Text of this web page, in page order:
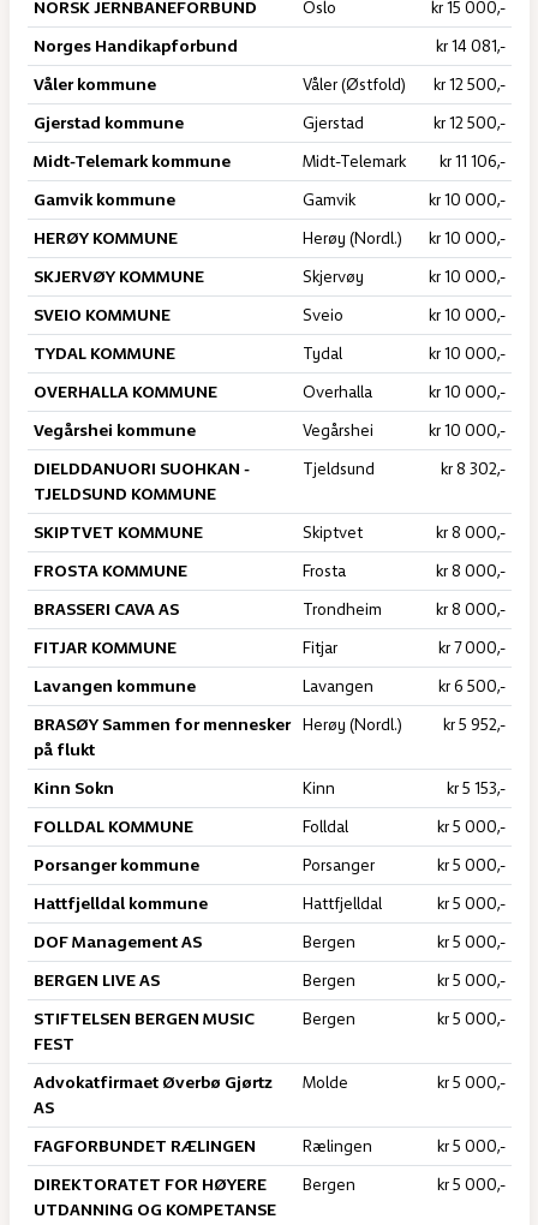
NORSK JERNBANEFORBUND Oslo kr 15 000,-
Norges Handikapforbund kr 14 081,-
Våler kommune Våler (Østfold) kr 12 500,-
Gjerstad kommune Gjerstad kr 12 500,-
Midt-Telemark kommune Midt-Telemark kr 11 106,-
Gamvik kommune Gamvik kr 10 000,-
HERØY KOMMUNE Herøy (Nordl.) kr 10 000,-
SKJERVØY KOMMUNE Skjervøy kr 10 000,-
SVEIO KOMMUNE Sveio kr 10 000,-
TYDAL KOMMUNE Tydal kr 10 000,-
OVERHALLA KOMMUNE Overhalla kr 10 000,-
Vegårshei kommune Vegårshei kr 10 000,-
DIELDDANUORI SUOHKAN -
TJELDSUND KOMMUNE
Tjeldsund kr 8 302,-
SKIPTVET KOMMUNE Skiptvet kr 8 000,-
FROSTA KOMMUNE Frosta kr 8 000,-
BRASSERI CAVA AS Trondheim kr 8 000,-
FITJAR KOMMUNE Fitjar kr 7 000,-
Lavangen kommune Lavangen kr 6 500,-
BRASØY Sammen for mennesker
på flukt
Herøy (Nordl.) kr 5 952,-
Kinn Sokn Kinn kr 5 153,-
FOLLDAL KOMMUNE Folldal kr 5 000,-
Porsanger kommune Porsanger kr 5 000,-
Hattfjelldal kommune Hattfjelldal kr 5 000,-
DOF Management AS Bergen kr 5 000,-
BERGEN LIVE AS Bergen kr 5 000,-
STIFTELSEN BERGEN MUSIC
FEST
Bergen kr 5 000,-
Advokatfirmaet Øverbø Gjørtz
AS
Molde kr 5 000,-
FAGFORBUNDET RÆLINGEN Rælingen kr 5 000,-
DIREKTORATET FOR HØYERE
UTDANNING OG KOMPETANSE
Bergen kr 5 000,-